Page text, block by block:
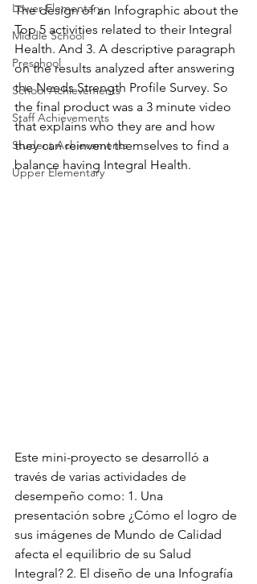
Lower Elementary
Middle School
Preschool
School Achievements
Staff Achievements
Student Achievements
Upper Elementary
The design of an Infographic about the
Top 5 activities related to their Integral
Health. And 3. A descriptive paragraph
on the results analyzed after answering
the Needs Strength Profile Survey. So
the final product was a 3 minute video
that explains who they are and how
they can reinvent themselves to find a
balance having Integral Health.
Este mini-proyecto se desarrolló a
través de varias actividades de
desempeño como: 1. Una
presentación sobre ¿Cómo el logro de
sus imágenes de Mundo de Calidad
afecta el equilibrio de su Salud
Integral? 2. El diseño de una Infografía